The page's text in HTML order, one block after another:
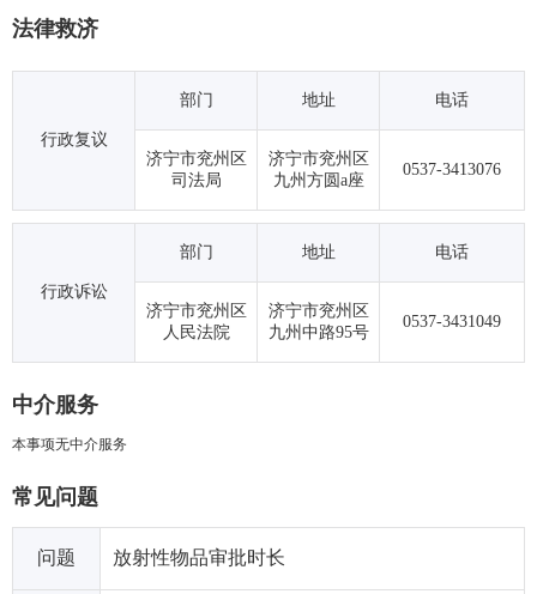
法律救济
行政复议
部门 地址 电话
济宁市兖州区
司法局
济宁市兖州区
九州方圆a座
0537-3413076
行政诉讼
部门 地址 电话
济宁市兖州区
人民法院
济宁市兖州区
九州中路95号
0537-3431049
中介服务
本事项无中介服务
常见问题
问题 放射性物品审批时长